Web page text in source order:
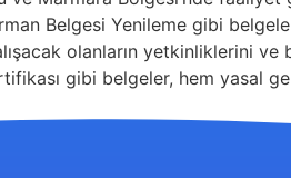
Belgesi Yenileme gibi
olanların yetkinliklerini
gibi belgeler, hem yasal